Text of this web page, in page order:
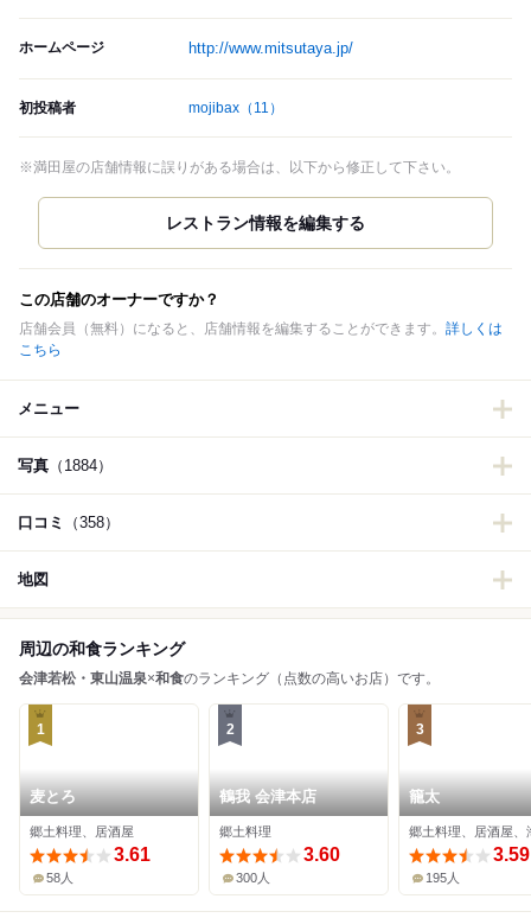
ホームページ http://www.mitsutaya.jp/
初投稿者 mojibax （11）
※満田屋の店舗情報に誤りがある場合は、以下から修正して下さい。
この店舗のオーナーですか？
店舗会員（無料）になると、店舗情報を編集することができます。 詳しくは
こちら
メニュー
写真 （1884）
口コミ （358）
地図
周辺の和食ランキング
会津若松・東山温泉×和食のランキング（点数の高いお店）です。
1
麦とろ
郷土料理、居酒屋
3.61
58人
2
鶴我 会津本店
郷土料理
3.60
300人
3
籠太
郷土料理、居酒屋、
3.59
195人